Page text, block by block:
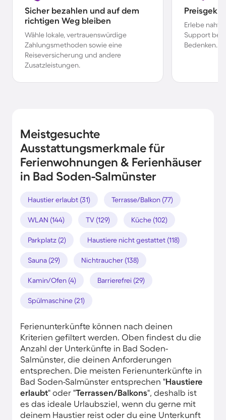
Sicher bezahlen und auf dem
richtigen Weg bleiben
Wähle lokale, vertrauenswürdige
Zahlungsmethoden sowie eine
Reiseversicherung und andere
Zusatzleistungen.
Erlebe
Support bei
Bedenken.
Meistgesuchte
Ausstattungsmerkmale für
Ferienwohnungen & Ferienhäuser
in Bad Soden-Salmünster
Haustier erlaubt (31) Terrasse/Balkon (77)
WLAN (144) TV (129) Küche (102)
Parkplatz (2) Haustiere nicht gestattet (118)
Sauna (29) Nichtraucher (138)
Kamin/Ofen (4) Barrierefrei (29)
Spülmaschine (21)
Ferienunterkünfte können nach deinen
Kriterien gefiltert werden. Oben findest du die
Anzahl der Unterkünfte in Bad Soden-
Salmünster, die deinen Anforderungen
entsprechen. Die meisten Ferienunterkünfte in
Bad Soden-Salmünster entsprechen "Haustiere
erlaubt" oder "Terrassen/Balkons", deshalb ist
es das ideale Urlaubsziel, wenn du gerne mit
deinem Haustier reist oder du eine Unterkunft